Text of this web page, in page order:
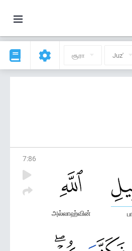
சூரா Juz'
7:86
அல்லாஹ்வின்